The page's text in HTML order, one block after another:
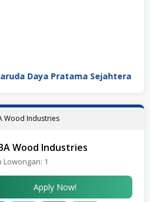
Daya Pratama Sejahtera
Wood Industries
Wood Industries
Lowongan: 1
Apply Now!